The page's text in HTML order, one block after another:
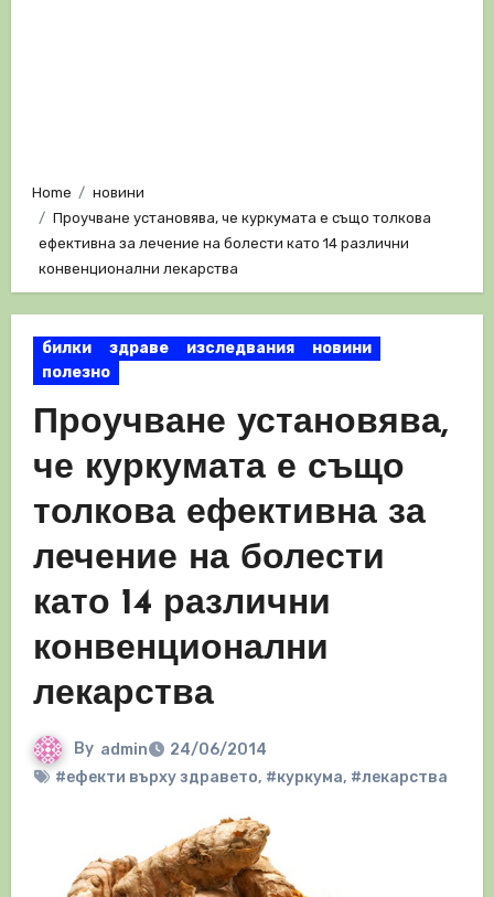
Home
новини
Проучване установява, че куркумата е също толкова
ефективна за лечение на болести като 14 различни
конвенционални лекарства
билки здраве изследвания
новини
полезно
Проучване установява,
че куркумата е също
толкова ефективна за
лечение на болести
като 14 различни
конвенционални
лекарства
By admin
24/06/2014
#ефекти върху здравето, #куркума, #лекарства